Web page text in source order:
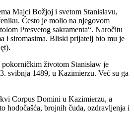
Majci Božjoj i svetom Stanislavu,
Često je molio na njegovom
Presvetog sakramenta“. Naročitu
i siromasima. Bliski prijatelj bio mu je
životom Stanisław je
svibnja 1489, u Kazimierzu. Već su ga
Corpus Domini u Kazimierzu, a
hodočašća, brojnih čuda, ozdravljenja i